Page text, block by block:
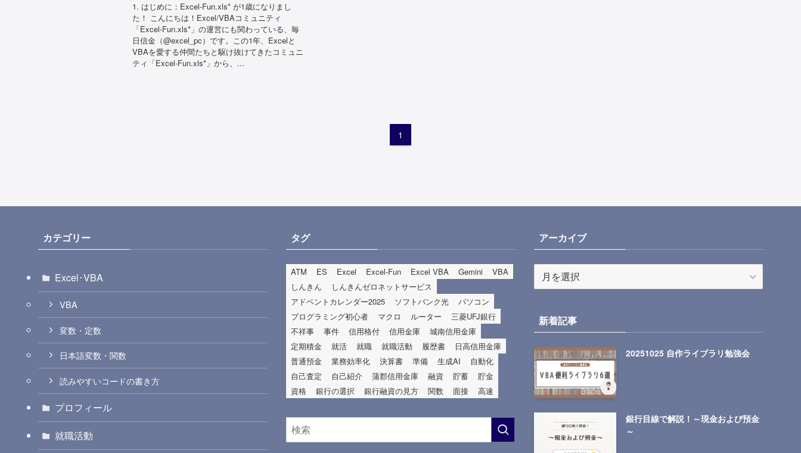
1. はじめに：Excel-Fun.xls* が1歳になりまし
た！ こんにちは！Excel/VBAコミュニティ
「Excel-Fun.xls*」の運営にも関わっている、毎
日信金（@excel_pc）です。この1年、Excelと
VBAを愛する仲間たちと駆け抜けてきたコミュニ
ティ「Excel-Fun.xls*」から、...
1
カテゴリー
Excel･VBA
VBA
変数・定数
日本語変数・関数
読みやすいコードの書き方
プロフィール
就職活動
タグ
ATM ES Excel Excel-Fun Excel VBA Gemini
VBA
しんきん
しんきんゼロネットサービス
アドベントカレンダー2025
ソフトバンク光
パソコン
プログラミング初心者
マクロ ルーター
三菱UFJ銀行
不祥事
事件 信用格付 信用金庫
城南信用金庫
定期積金
就活 就職 就職活動 履歴書
日高信用金庫
普通預金
業務効率化 決算書 準備 生成AI
自動化
自己査定
自己紹介 蒲郡信用金庫 融資 貯蓄
貯金
資格
銀行の選択 銀行融資の見方 関数 面接 高速
アーカイブ
ー
イ
ブ
新着記事
20251025 自作ライブラリ勉強会
銀行目線で解説！～現金および預金
～